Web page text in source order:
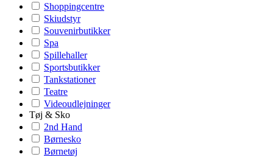
Shoppingcentre
Skiudstyr
Souvenirbutikker
Spa
Spillehaller
Sportsbutikker
Tankstationer
Teatre
Videoudlejninger
Tøj & Sko
2nd Hand
Børnesko
Børnetøj